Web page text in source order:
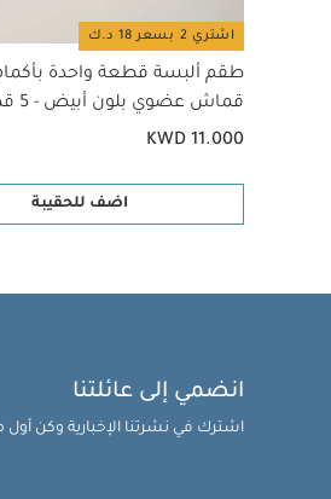
اشتري 2 بسعر 18 د.ك
طقم ألبسة قطعة واحدة
قماش عضوي بلون أبيض - 5 قطع
KWD 11.000
اضف للحقيبة
انضمي إلى عائلتنا
اشترك في نشرتنا الإخبارية وكن